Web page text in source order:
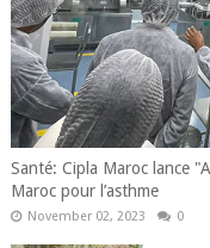
Santé: Cipla Maroc lance
Maroc pour l’asthme
November 02, 2023 0